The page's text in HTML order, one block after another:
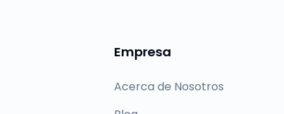
Empresa
Acerca de Nosotros